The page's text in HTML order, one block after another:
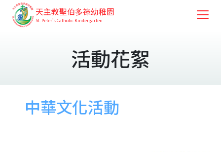
天主教聖伯多祿幼稚園
St. Peter's Catholic Kindergarten
活動花絮
中華文化活動